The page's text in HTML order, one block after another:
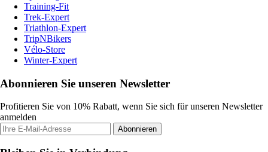
Training-Fit
Trek-Expert
Triathlon-Expert
TripNBikers
Vélo-Store
Winter-Expert
Abonnieren Sie unseren Newsletter
Profitieren Sie von 10% Rabatt, wenn Sie sich für unseren Newsletter
anmelden
Abonnieren